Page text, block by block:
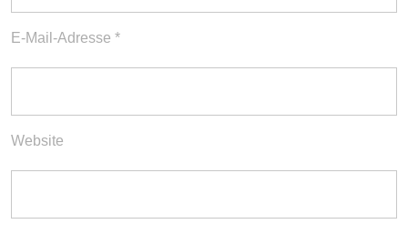
E-Mail-Adresse *
Website